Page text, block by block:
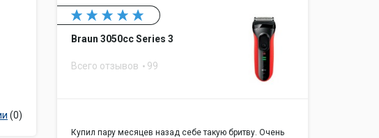
(0)
Braun 3050cc Series 3
Всего отзывов 99
Купил пару месяцев назад себе такую бритву. Очень